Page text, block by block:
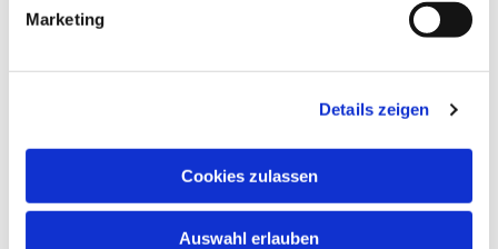
Marketing
Details zeigen
Cookies zulassen
Auswahl erlauben